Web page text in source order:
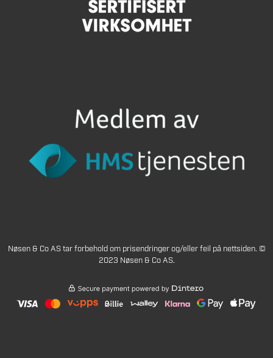
Nøsen & Co AS tar forbehold om prisendringer og/eller feil på nettsiden. ©
2023 Nøsen & Co AS.